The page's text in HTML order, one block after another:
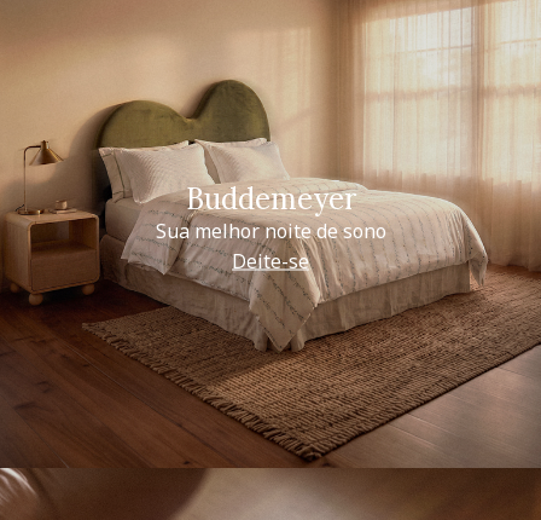
Buddemeyer
Sua melhor noite de sono
Deite-se